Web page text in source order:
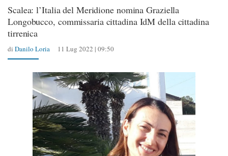
Scalea: l’Italia del Meridione nomina Graziella
Longobucco, commissaria cittadina IdM della cittadina
tirrenica
di Danilo Loria 11 Lug 2022 | 09:50